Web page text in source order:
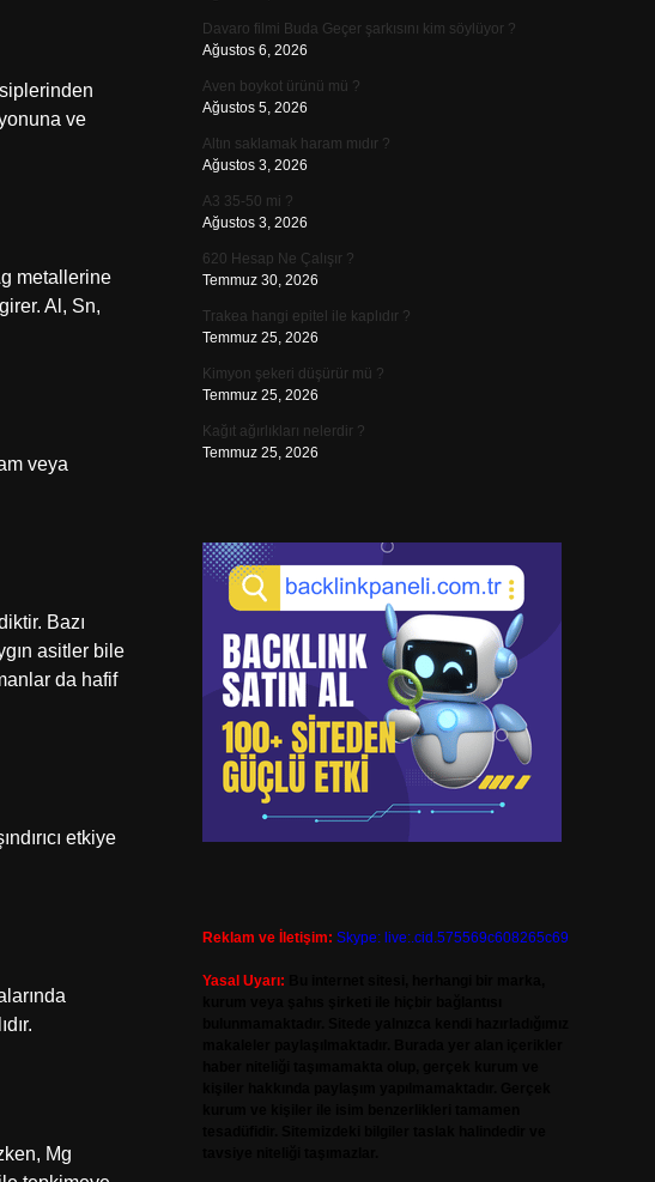
ve
metallerine
Al, Sn,
veya
Bazı
asitler bile
da hafif
etkiye
Mg
Davaro filmi Buda Geçer şarkısını kim söylüyor ?
Ağustos 6, 2026
Aven boykot ürünü mü ?
Ağustos 5, 2026
Altın saklamak haram mıdır ?
Ağustos 3, 2026
A3 35-50 mi ?
Ağustos 3, 2026
620 Hesap Ne Çalışır ?
Temmuz 30, 2026
Trakea hangi epitel ile kaplıdır ?
Temmuz 25, 2026
Kimyon şekeri düşürür mü ?
Temmuz 25, 2026
Kağıt ağırlıkları nelerdir ?
Temmuz 25, 2026
Reklam ve İletişim: Skype: live:.cid.575569c608265c69
Yasal Uyarı: